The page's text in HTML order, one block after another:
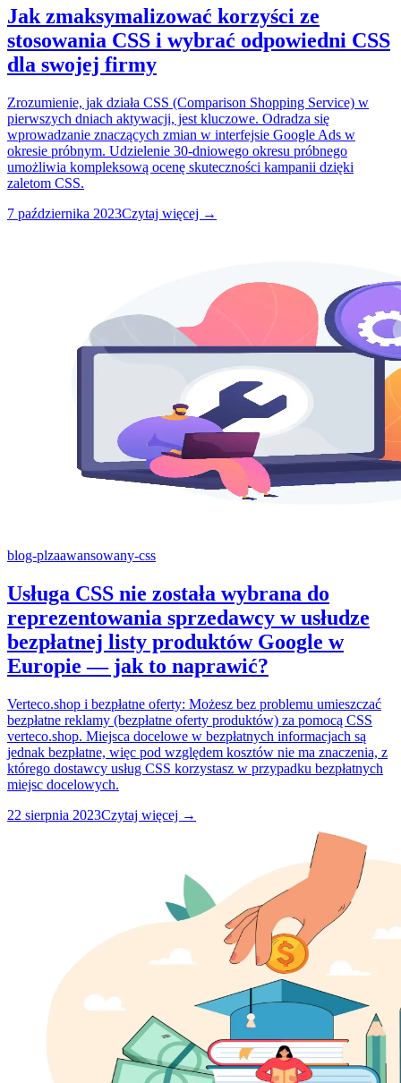
Jak zmaksymalizować korzyści ze
stosowania CSS i wybrać odpowiedni CSS
dla swojej firmy
Zrozumienie, jak działa CSS (Comparison Shopping Service) w
pierwszych dniach aktywacji, jest kluczowe. Odradza się
wprowadzanie znaczących zmian w interfejsie Google Ads w
okresie próbnym. Udzielenie 30-dniowego okresu próbnego
umożliwia kompleksową ocenę skuteczności kampanii dzięki
zaletom CSS.
7 października 2023Czytaj więcej →
blog-plzaawansowany-css
Usługa CSS nie została wybrana do
reprezentowania sprzedawcy w usłudze
bezpłatnej listy produktów Google w
Europie — jak to naprawić?
Verteco.shop i bezpłatne oferty: Możesz bez problemu umieszczać
bezpłatne reklamy (bezpłatne oferty produktów) za pomocą CSS
verteco.shop. Miejsca docelowe w bezpłatnych informacjach są
jednak bezpłatne, więc pod względem kosztów nie ma znaczenia, z
którego dostawcy usług CSS korzystasz w przypadku bezpłatnych
miejsc docelowych.
22 sierpnia 2023Czytaj więcej →